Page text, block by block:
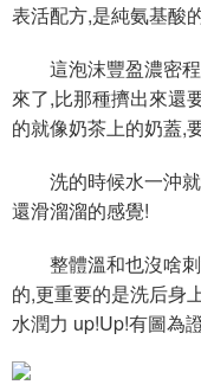
表活配方,是純氨基酸
這泡沫豐盈濃密程
來了,比那種擠出來還
的就像奶茶上的奶蓋,
洗的時候水一沖就
還滑溜溜的感覺!
整體溫和也沒啥刺
的,更重要的是洗后身
水潤力 up!Up!有圖為